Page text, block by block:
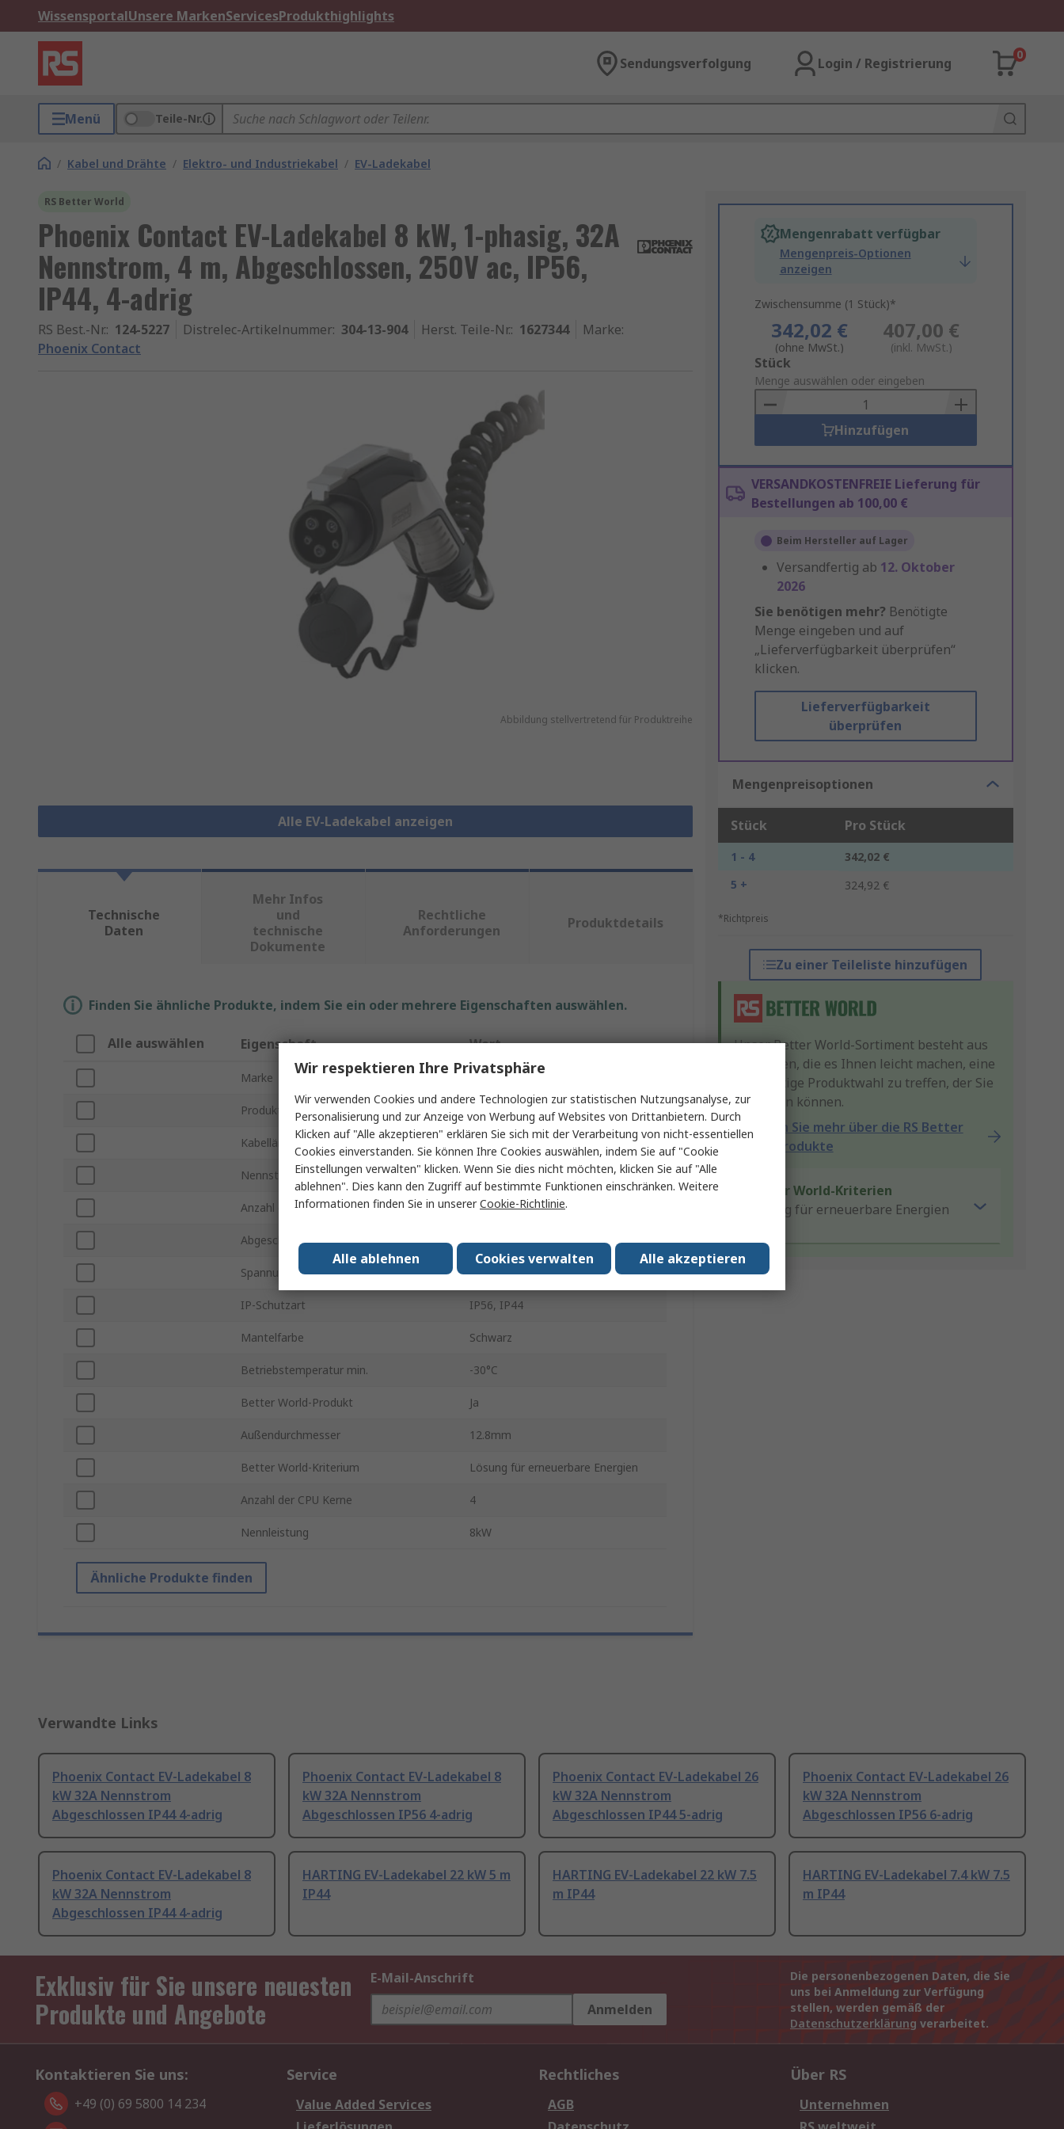
WissensportalUnsere MarkenServicesProdukthighlights
Sendungsverfolgung Login / Registrierung
0
Menü Teile-Nr.
/ Kabel und Drähte / Elektro- und Industriekabel / EV-Ladekabel
RS Better World
Phoenix Contact EV-Ladekabel 8 kW, 1-phasig, 32A
Nennstrom, 4 m, Abgeschlossen, 250V ac, IP56,
IP44, 4-adrig
RS Best.-Nr.: 124-5227 Distrelec-Artikelnummer: 304-13-904 Herst. Teile-Nr.: 1627344 Marke:
Phoenix Contact
Abbildung stellvertretend für Produktreihe
Alle EV-Ladekabel anzeigen
Mengenrabatt verfügbar
Mengenpreis-Optionen
anzeigen
Zwischensumme (1 Stück)*
342,02 €
(ohne MwSt.)
407,00 €
(inkl. MwSt.)
Add
to
Basket
Stück
Menge auswählen oder eingeben
Hinzufügen
VERSANDKOSTENFREIE Lieferung für
Bestellungen ab 100,00 €
Beim Hersteller auf Lager
Versandfertig ab 12. Oktober
2026
Sie benötigen mehr? Benötigte
Menge eingeben und auf
„Lieferverfügbarkeit überprüfen“
klicken.
Lieferverfügbarkeit
überprüfen
Mengenpreisoptionen
Stück Pro Stück
1 - 4
342,02 €
5 +
324,92 €
*Richtpreis
Zu einer Teileliste hinzufügen
Unser Better World-Sortiment besteht aus
Produkten, die es Ihnen leicht machen, eine
nachhaltige Produktwahl zu treffen, der Sie
vertrauen können.
Erfahren Sie mehr über die RS Better
World-Produkte
Better World-Kriterien
Lösung für erneuerbare Energien
Technische
Daten
Mehr Infos
und
technische
Dokumente
Rechtliche
Anforderungen
Produktdetails
Finden Sie ähnliche Produkte, indem Sie ein oder mehrere Eigenschaften auswählen.
Alle auswählen Eigenschaft Wert
Marke Phoenix Contact
Produkt Typ EV-Ladekabel
Kabellänge 4m
Nennstrom 32A
Anzahl der Phasen 1
Abgeschlossen/Nicht abgeschlossen Abgeschlossen
Spannung 250V ac
IP-Schutzart IP56, IP44
Mantelfarbe Schwarz
Betriebstemperatur min. -30°C
Better World-Produkt Ja
Außendurchmesser 12.8mm
Better World-Kriterium Lösung für erneuerbare Energien
Anzahl der CPU Kerne 4
Nennleistung 8kW
Ähnliche Produkte finden
Verwandte Links
Phoenix Contact EV-Ladekabel 8
kW 32A Nennstrom
Abgeschlossen IP44 4-adrig
Phoenix Contact EV-Ladekabel 8
kW 32A Nennstrom
Abgeschlossen IP56 4-adrig
Phoenix Contact EV-Ladekabel 26
kW 32A Nennstrom
Abgeschlossen IP44 5-adrig
Phoenix Contact EV-Ladekabel 26
kW 32A Nennstrom
Abgeschlossen IP56 6-adrig
Phoenix Contact EV-Ladekabel 8
kW 32A Nennstrom
Abgeschlossen IP44 4-adrig
HARTING EV-Ladekabel 22 kW 5 m
IP44
HARTING EV-Ladekabel 22 kW 7.5
m IP44
HARTING EV-Ladekabel 7.4 kW 7.5
m IP44
Exklusiv für Sie unsere neuesten
Produkte und Angebote
E-Mail-Anschrift
Anmelden
Die personenbezogenen Daten, die Sie
uns bei Anmeldung zur Verfügung
stellen, werden gemäß der
Datenschutzerklärung verarbeitet.
Kontaktieren Sie uns:
+49 (0) 69 5800 14 234
Service
Value Added Services
Rechtliches
AGB
Über RS
Unternehmen
Wir respektieren Ihre Privatsphäre
Wir verwenden Cookies und andere Technologien zur statistischen Nutzungsanalyse, zur
Personalisierung und zur Anzeige von Werbung auf Websites von Drittanbietern. Durch
Klicken auf "Alle akzeptieren" erklären Sie sich mit der Verarbeitung von nicht-essentiellen
Cookies einverstanden. Sie können Ihre Cookies auswählen, indem Sie auf "Cookie
Einstellungen verwalten" klicken. Wenn Sie dies nicht möchten, klicken Sie auf "Alle
ablehnen". Dies kann den Zugriff auf bestimmte Funktionen einschränken. Weitere
Informationen finden Sie in unsererCookie-Richtlinie.
Alle akzeptieren
Cookies verwalten
Alle ablehnen